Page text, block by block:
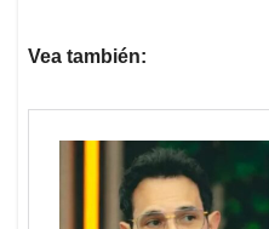
Vea también: